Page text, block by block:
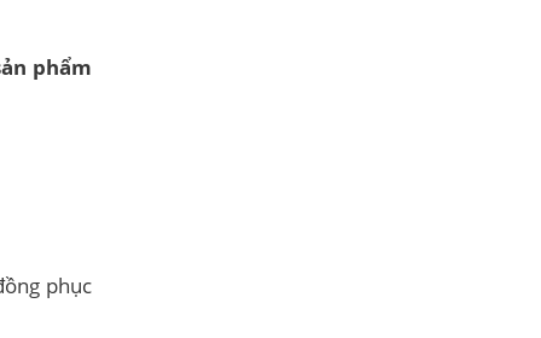
phẩm
phục